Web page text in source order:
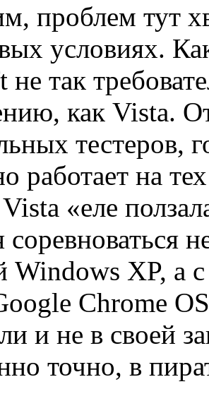
проблем тут
условиях.
так
как Vista.
тестеров,
работает на
«еле
соревноваться
Windows XP, а
Chrome
и не в своей
точно, в